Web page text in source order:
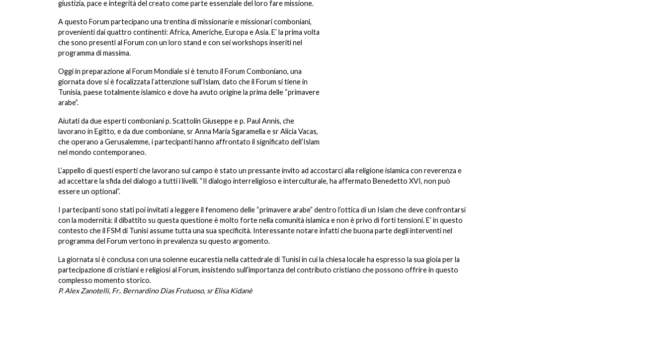
giustizia, pace e integrità del creato come parte essenziale del loro fare missione.
A questo Forum partecipano una trentina di missionarie e missionari comboniani,
provenienti dai quattro continenti: Africa, Americhe, Europa e Asia. E’ la prima volta
che sono presenti al Forum con un loro stand e con sei workshops inseriti nel
programma di massima.
Oggi in preparazione al Forum Mondiale si è tenuto il Forum Comboniano, una
giornata dove si è focalizzata l’attenzione sull’Islam, dato che il Forum si tiene in
Tunisia, paese totalmente islamico e dove ha avuto origine la prima delle “primavere
arabe”.
Aiutati da due esperti comboniani p. Scattolin Giuseppe e p. Paul Annis, che
lavorano in Egitto, e da due comboniane, sr Anna Maria Sgaramella e sr Alicia Vacas,
che operano a Gerusalemme, i partecipanti hanno affrontato il significato dell’Islam
nel mondo contemporaneo.
L’appello di questi esperti che lavorano sul campo è stato un pressante invito ad accostarci alla religione islamica con reverenza e
ad accettare la sfida del dialogo a tutti i livelli. “Il dialogo interreligioso e interculturale, ha affermato Benedetto XVI, non può
essere un optional”.
I partecipanti sono stati poi invitati a leggere il fenomeno delle “primavere arabe” dentro l’ottica di un Islam che deve confrontarsi
con la modernità: il dibattito su questa questione è molto forte nella comunità islamica e non è privo di forti tensioni. E’ in questo
contesto che il FSM di Tunisi assume tutta una sua specificità. Interessante notare infatti che buona parte degli interventi nel
programma del Forum vertono in prevalenza su questo argomento.
La giornata si è conclusa con una solenne eucarestia nella cattedrale di Tunisi in cui la chiesa locale ha espresso la sua gioia per la
partecipazione di cristiani e religiosi al Forum, insistendo sull’importanza del contributo cristiano che possono offrire in questo
complesso momento storico.
P. Alex Zanotelli, Fr.. Bernardino Dias Frutuoso, sr Elisa Kidanè